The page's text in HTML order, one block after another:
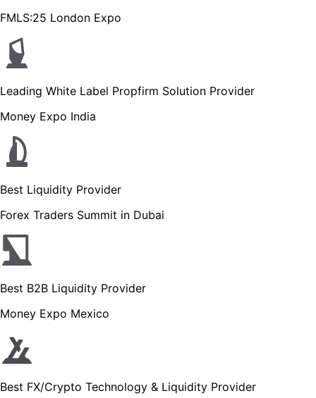
FMLS:25 London Expo
Leading White Label Propfirm Solution Provider
Money Expo India
Best Liquidity Provider
Forex Traders Summit in Dubai
Best B2B Liquidity Provider
Money Expo Mexico
Best FX/Crypto Technology & Liquidity Provider